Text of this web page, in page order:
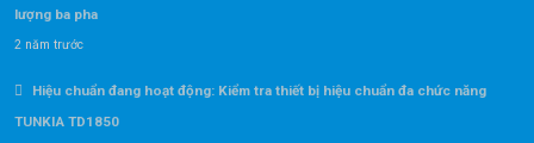
lượng ba pha
2 năm trước
Hiệu chuẩn đang hoạt động: Kiểm tra thiết bị hiệu chuẩn đa chức năng
TUNKIA TD1850